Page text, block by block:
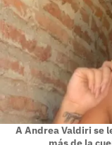
A Andrea Valdiri se